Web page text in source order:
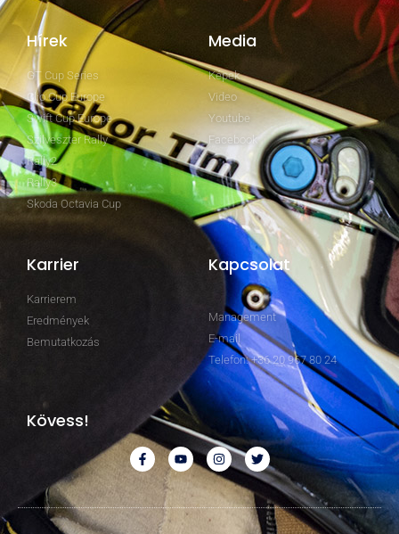
Hírek
GT Cup Series
Clio Cup Europe
Swift Cup Europe
Szilveszter Rally
Rally2
Rally3
Skoda Octavia Cup
Media
Képek
Video
Youtube
Facebook
Karrier
Karrierem
Eredmények
Bemutatkozás
Kapcsolat
Management
E-mail
Telefon: +36 20 967 80 24
Kövess!